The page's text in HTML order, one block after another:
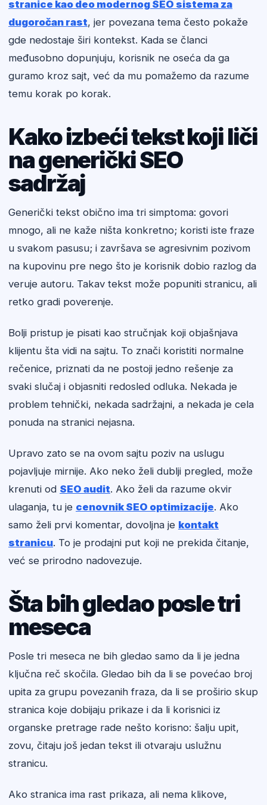
stranice kao deo modernog SEO sistema za
dugoročan rast, jer povezana tema često pokaže
gde nedostaje širi kontekst. Kada se članci
međusobno dopunjuju, korisnik ne oseća da ga
guramo kroz sajt, već da mu pomažemo da razume
temu korak po korak.
Kako izbeći tekst koji liči
na generički SEO
sadržaj
Generički tekst obično ima tri simptoma: govori
mnogo, ali ne kaže ništa konkretno; koristi iste fraze
u svakom pasusu; i završava se agresivnim pozivom
na kupovinu pre nego što je korisnik dobio razlog da
veruje autoru. Takav tekst može popuniti stranicu, ali
retko gradi poverenje.
Bolji pristup je pisati kao stručnjak koji objašnjava
klijentu šta vidi na sajtu. To znači koristiti normalne
rečenice, priznati da ne postoji jedno rešenje za
svaki slučaj i objasniti redosled odluka. Nekada je
problem tehnički, nekada sadržajni, a nekada je cela
ponuda na stranici nejasna.
Upravo zato se na ovom sajtu poziv na uslugu
pojavljuje mirnije. Ako neko želi dublji pregled, može
krenuti od SEO audit. Ako želi da razume okvir
ulaganja, tu je cenovnik SEO optimizacije. Ako
samo želi prvi komentar, dovoljna je kontakt
stranicu. To je prodajni put koji ne prekida čitanje,
već se prirodno nadovezuje.
Šta bih gledao posle tri
meseca
Posle tri meseca ne bih gledao samo da li je jedna
ključna reč skočila. Gledao bih da li se povećao broj
upita za grupu povezanih fraza, da li se proširio skup
stranica koje dobijaju prikaze i da li korisnici iz
organske pretrage rade nešto korisno: šalju upit,
zovu, čitaju još jedan tekst ili otvaraju uslužnu
stranicu.
Ako stranica ima rast prikaza, ali nema klikove,